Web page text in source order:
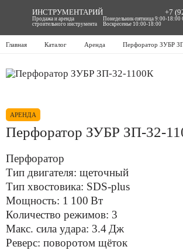
Главная Каталог Аренда Перфоратор ЗУБР
АРЕНДА
Перфоратор ЗУБР ЗП-32-
Перфоратор
Тип двигателя: щеточный
Тип хвостовика: SDS-plus
Мощность: 1 100 Вт
Количество режимов: 3
Макс. сила удара: 3.4 Дж
Реверс: поворотом щёток
ИНСТРУМЕНТАРИЙ
Продажа и аренда
строительного инструмента
+7
Понедельник-пятница 9:00-18:00
Воскресенье 10:00-18:00